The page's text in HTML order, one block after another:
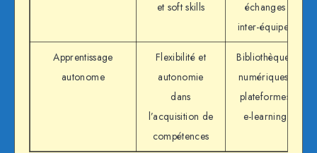
et soft skills
échanges
inter-équipes
Apprentissage
autonome
Flexibilité et
autonomie
dans
l’acquisition de
compétences
Bibliothèques
numériques,
plateformes
e-learning